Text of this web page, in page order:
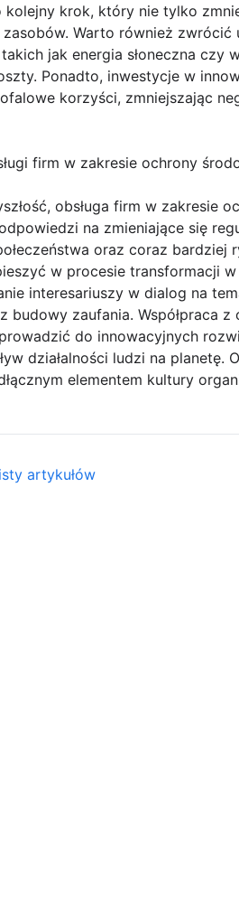
kolejny krok, który nie tylko
Warto również
takich jak energia słoneczna
Ponadto, inwestycje w
korzyści, zmniejszając
firm w zakresie ochrony
obsługa firm w zakresie
na zmieniające się
oraz coraz
w procesie transformacji
interesariuszy w dialog na
budowy zaufania. Współpraca
do innowacyjnych
działalności ludzi na
elementem kultury
artykułów